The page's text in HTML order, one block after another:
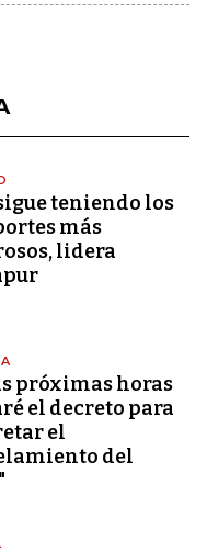
teniendo los
más
lidera
próximas horas
el decreto para
el
del